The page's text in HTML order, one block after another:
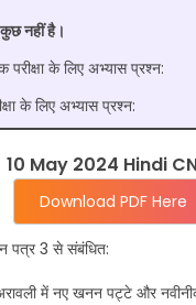
नहीं है।
परीक्षा के लिए अभ्यास प्रश्न:
के लिए अभ्यास प्रश्न:
10 May 2024 Hindi
Download PDF Here
पत्र 3 से संबंधित:
अरावली में नए खनन पट्टे और